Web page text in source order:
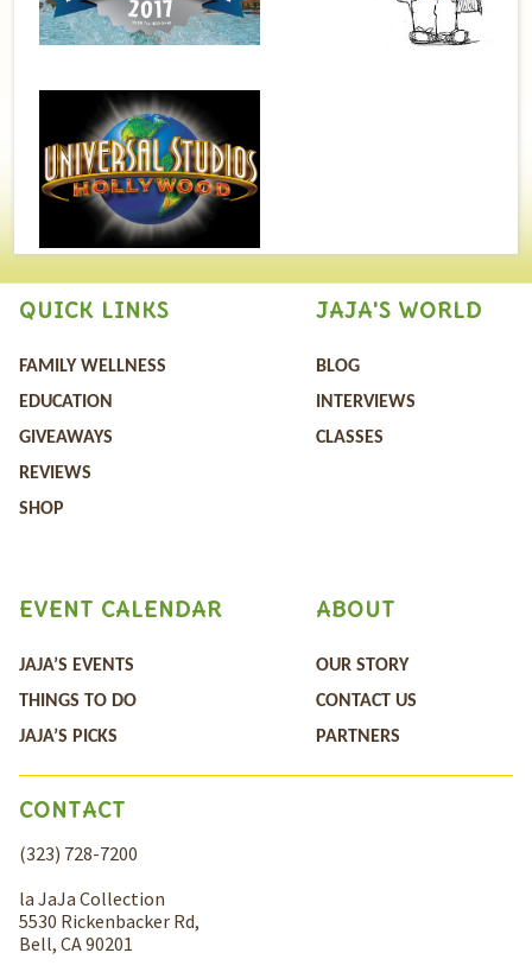
QUICK LINKS
FAMILY WELLNESS
EDUCATION
GIVEAWAYS
REVIEWS
SHOP
JAJA'S WORLD
BLOG
INTERVIEWS
CLASSES
ABOUT
OUR STORY
CONTACT US
PARTNERS
EVENT CALENDAR
JAJA’S EVENTS
THINGS TO DO
JAJA’S PICKS
CONTACT
(323) 728-7200
la JaJa Collection
5530 Rickenbacker Rd,
Bell, CA 90201